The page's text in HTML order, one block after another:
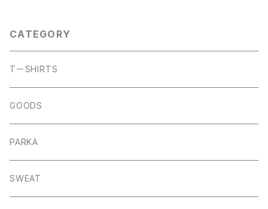
CATEGORY
TーSHIRTS
GOODS
PARKA
SWEAT